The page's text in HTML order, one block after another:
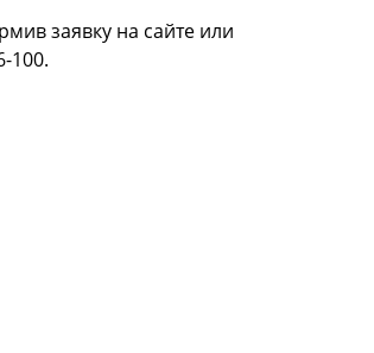
заявку на сайте или
100.